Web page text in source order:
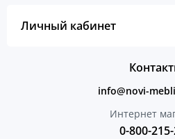
Личный кабинет
info@novi-
Интернет
0-800-